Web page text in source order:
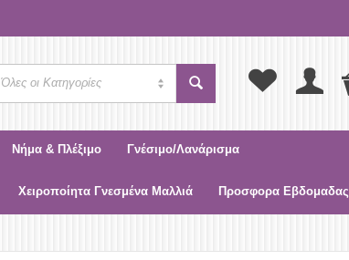
Όλες οι Κατηγορίες
Νήμα & Πλέξιμο Γνέσιμο/Λανάρισμα
Χειροποίητα Γνεσμένα Μαλλιά Προσφορα Εβδομαδας